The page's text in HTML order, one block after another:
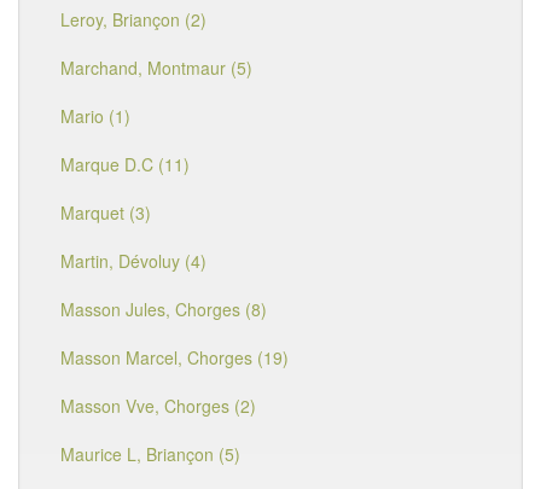
Leroy, Briançon (2)
Marchand, Montmaur (5)
Mario (1)
Marque D.C (11)
Marquet (3)
Martin, Dévoluy (4)
Masson Jules, Chorges (8)
Masson Marcel, Chorges (19)
Masson Vve, Chorges (2)
Maurice L, Briançon (5)